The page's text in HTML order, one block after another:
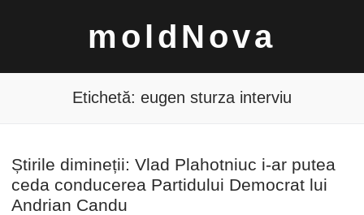
moldNova
Caută
după:
Etichetă: eugen sturza interviu
Știrile dimineții: Vlad Plahotniuc i-ar putea
ceda conducerea Partidului Democrat lui
Andrian Candu